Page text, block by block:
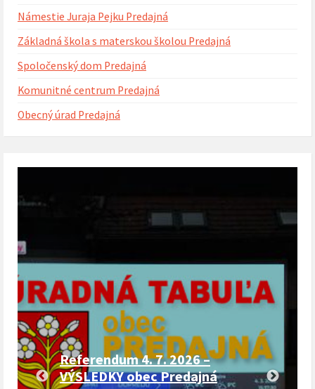
Námestie Juraja Pejku Predajná
Základná škola s materskou školou Predajná
Spoločenský dom Predajná
Komunitné centrum Predajná
Obecný úrad Predajná
Referendum 4. 7. 2026 –
VÝSLEDKY obec Predajná